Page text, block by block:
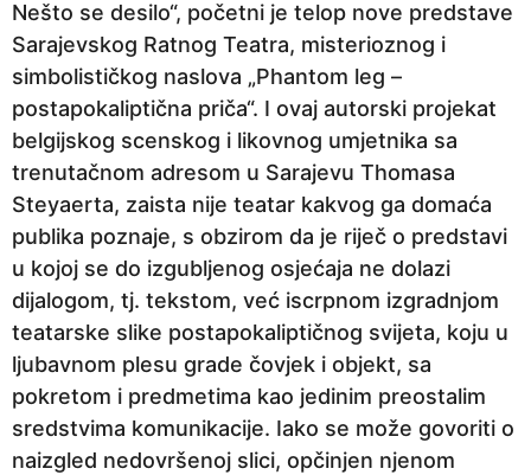
j
e
4
g
o
d
i
n
e
p
r
i
j
e
Nešto se desilo“, početni je telop nove predstave
Sarajevskog Ratnog Teatra, misterioznog i
simbolističkog naslova „Phantom leg –
postapokaliptična priča“. I ovaj autorski projekat
belgijskog scenskog i likovnog umjetnika sa
trenutačnom adresom u Sarajevu Thomasa
Steyaerta, zaista nije teatar kakvog ga domaća
publika poznaje, s obzirom da je riječ o predstavi
u kojoj se do izgubljenog osjećaja ne dolazi
dijalogom, tj. tekstom, već iscrpnom izgradnjom
teatarske slike postapokaliptičnog svijeta, koju u
ljubavnom plesu grade čovjek i objekt, sa
pokretom i predmetima kao jedinim preostalim
sredstvima komunikacije. Iako se može govoriti o
naizgled nedovršenoj slici, opčinjen njenom